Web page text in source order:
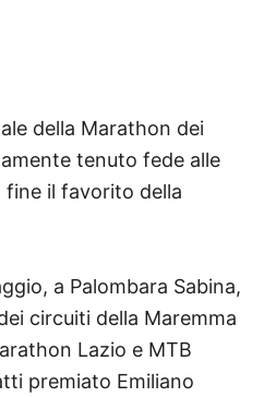
della Marathon dei
tenuto fede alle
fine il favorito della
a Palombara Sabina,
circuiti della Maremma
Lazio e MTB
premiato Emiliano